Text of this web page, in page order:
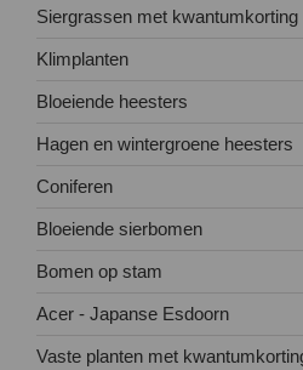
Siergrassen met kwantumkorting
Klimplanten
Bloeiende heesters
Hagen en wintergroene heesters
Coniferen
Bloeiende sierbomen
Bomen op stam
Acer - Japanse Esdoorn
Vaste planten met